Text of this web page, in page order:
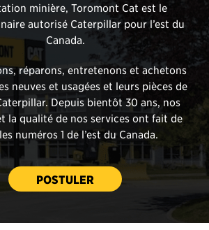
minière, Toromont Cat est le
autorisé Caterpillar pour l’est du
Canada.
réparons, entretenons et achetons
neuves et usagées et leurs pièces de
Depuis bientôt 30 ans, nos
la qualité de nos services ont fait de
numéros 1 de l’est du Canada.
POSTULER